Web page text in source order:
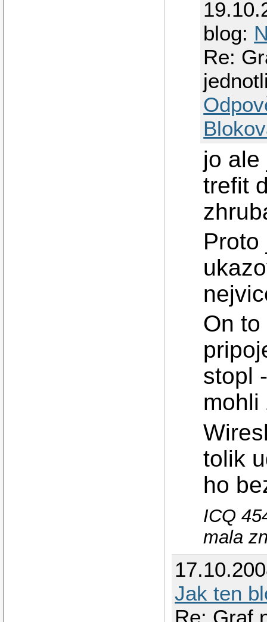
blog:
Re:
jo ale
trefit
Proto
On
stopl
tolik
ho
ICQ
mala
Jak ten
Re: Graf